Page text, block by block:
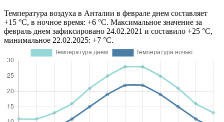
Температура воздуха в Анталии в феврале днем составляет
+15 °C, в ночное время: +6 °C. Максимальное значение за
февраль днем зафиксировано 24.02.2021 и составило +25 °C,
минимальное 22.02.2025: +7 °C.